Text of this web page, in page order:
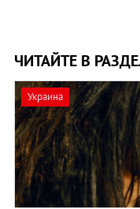
ЧИТАЙТЕ В
Украина